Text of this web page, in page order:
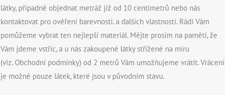
látky, případně objednat metráž již od 10 centimetrů nebo nás
kontaktovat pro ověření barevnosti. a dalších vlastností. Rádi Vám
pomůžeme vybrat ten nejlepší materiál. Mějte prosím na paměti, že
Vám jdeme vstříc, a u nás zakoupené látky střižené na míru
(viz. Obchodní podmínky) od 2 metrů Vám umožňujeme vrátit. Vrácení
je možné pouze látek, které jsou v původním stavu.